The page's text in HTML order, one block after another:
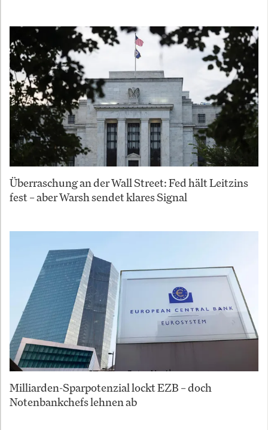
Überraschung an der Wall Street: Fed hält Leitzins
fest – aber Warsh sendet klares Signal
Milliarden-Sparpotenzial lockt EZB – doch
Notenbankchefs lehnen ab